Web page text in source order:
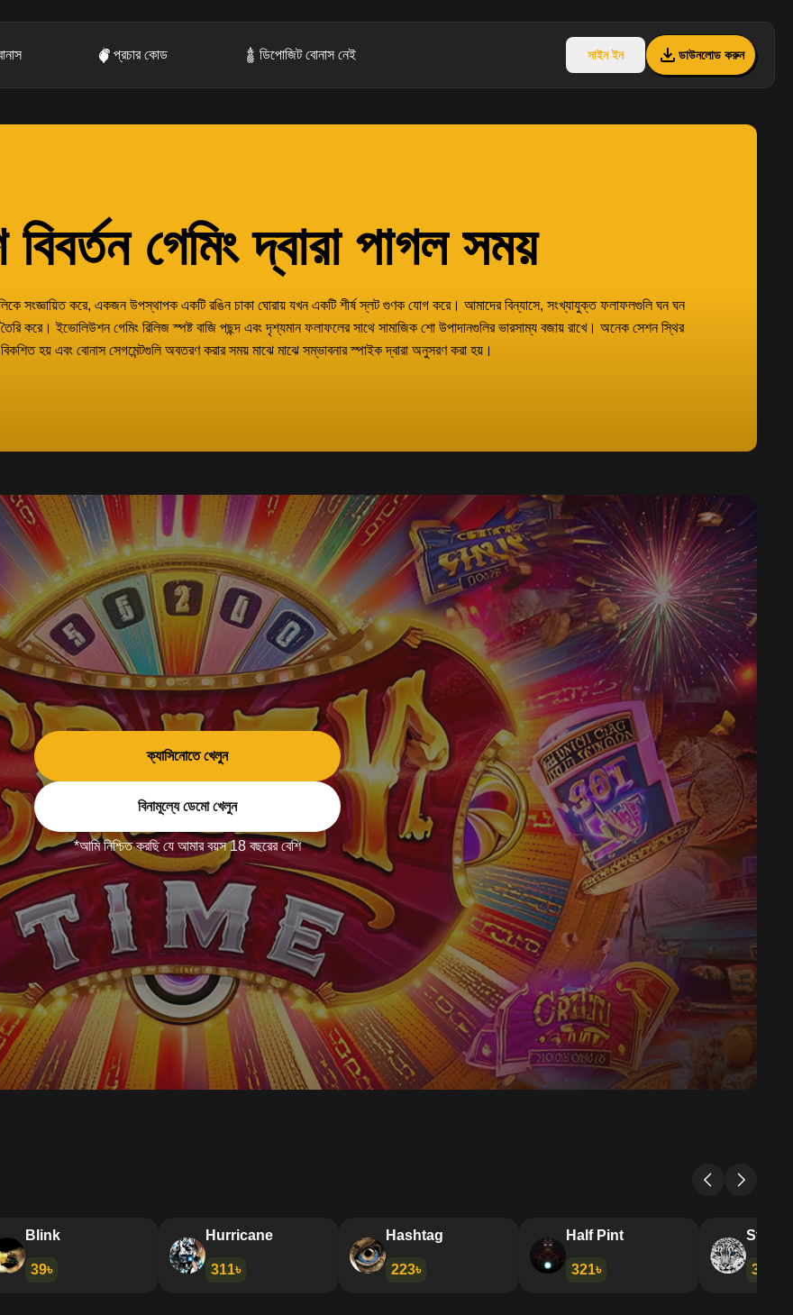
প্রচার কোড ডিপোজিট বোনাস নেই সাইন ইন ডাউনলোড করুন
বিবর্তন গেমিং দ্বারা পাগল সময়
সংজ্ঞায়িত করে, একজন উপস্থাপক একটি রঙিন চাকা ঘোরায় যখন একটি শীর্ষ স্লট গুণক যোগ করে। আমাদের বিন্যাসে, সংখ্যাযুক্ত ফলাফলগুলি ঘন ঘন
করে। ইভোলিউশন গেমিং রিলিজ স্পষ্ট বাজি পছন্দ এবং দৃশ্যমান ফলাফলের সাথে সামাজিক শো উপাদানগুলির ভারসাম্য বজায় রাখে। অনেক সেশন স্থির
হয় এবং বোনাস সেগমেন্টগুলি অবতরণ করার সময় মাঝে মাঝে সম্ভাবনার স্পাইক দ্বারা অনুসরণ করা হয়।
ক্যাসিনোতে খেলুন
বিনামূল্যে ডেমো খেলুন
*আমি নিশ্চিত করছি যে আমার বয়স 18 বছরের বেশি
Buckshot
39৳
Blink
39৳
Hurricane
311৳
Hashtag
223৳
Half
321৳